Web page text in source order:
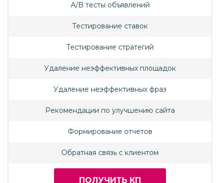
A/B тесты объявлений
Тестирование ставок
Тестирование стратегий
Удаление неэффективных площадок
Удаление неэффективных фраз
Рекомендации по улучшению сайта
Формирование отчетов
Обратная связь с клиентом
ПОЛУЧИТЬ КП